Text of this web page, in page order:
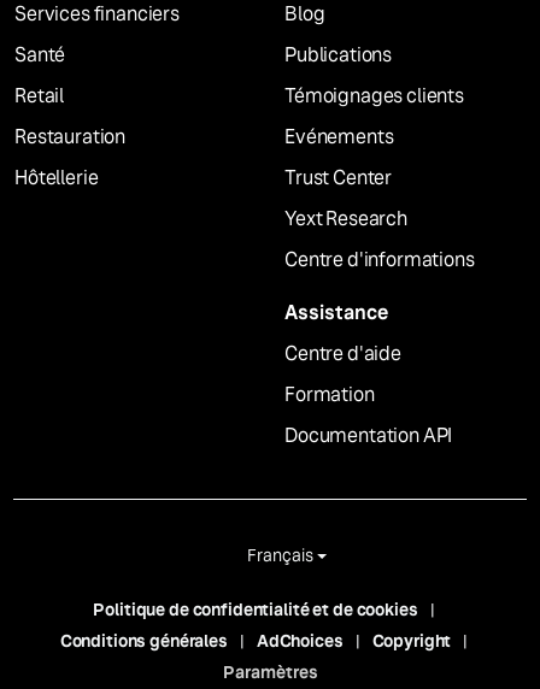
Services financiers
Santé
Retail
Restauration
Hôtellerie
Blog
Publications
Témoignages clients
Evénements
Trust Center
Yext Research
Centre d'informations
Assistance
Centre d'aide
Formation
Documentation API
Français
Politique de confidentialité et de cookies
Conditions générales
AdChoices
Copyright
Paramètres